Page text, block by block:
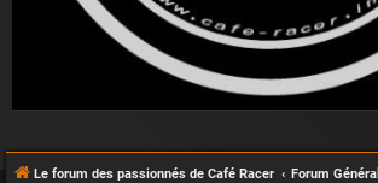
Le forum des passionnés de Café Racer Forum Général